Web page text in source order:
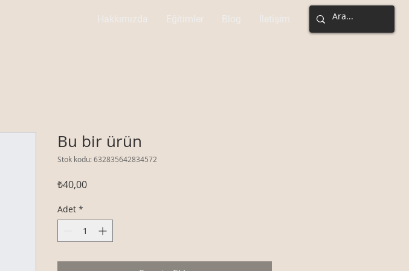
Hakkımızda Eğitimler Blog İletişim
Bu bir ürün
Stok kodu: 632835642834572
₺40,00Fiyat
Adet *